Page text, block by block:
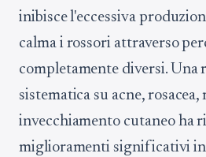
inibisce l'eccessiva
calma i rossori attraverso
completamente diversi. Una
sistematica su acne, rosacea,
invecchiamento cutaneo ha
miglioramenti significativi